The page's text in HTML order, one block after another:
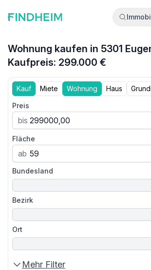
Wohnung kaufen in 5301
Kaufpreis: 299.000 €
Kauf Miete Wohnung Haus
Preis
bis
Fläche
ab
Bundesland
Bezirk
Ort
Mehr Filter